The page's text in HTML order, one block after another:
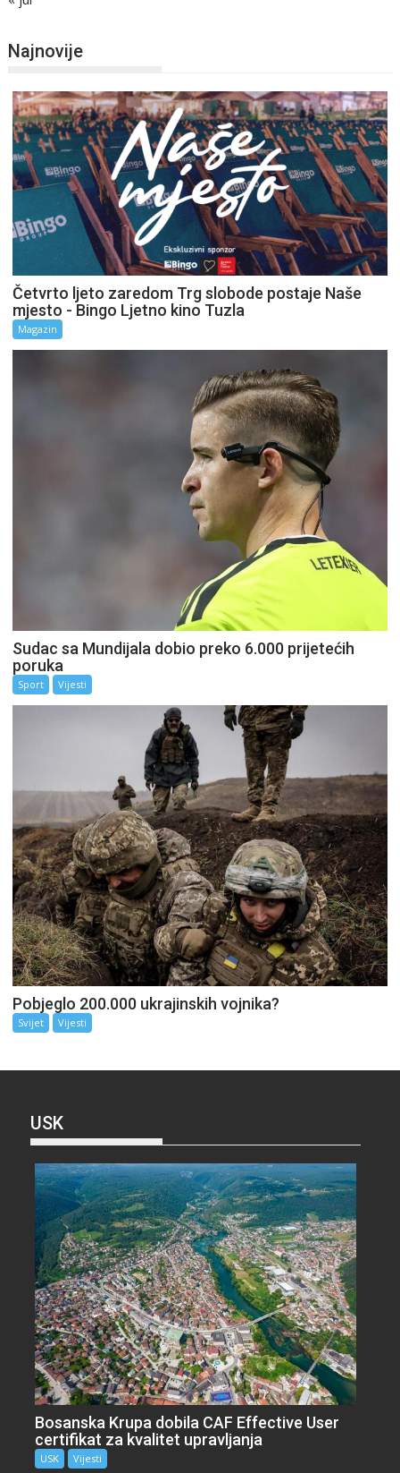
Najnovije
Četvrto ljeto zaredom Trg slobode postaje Naše
mjesto - Bingo Ljetno kino Tuzla
Magazin
Sudac sa Mundijala dobio preko 6.000 prijetećih
poruka
Sport Vijesti
Pobjeglo 200.000 ukrajinskih vojnika?
Svijet Vijesti
USK
Bosanska Krupa dobila CAF Effective User
certifikat za kvalitet upravljanja
USK Vijesti